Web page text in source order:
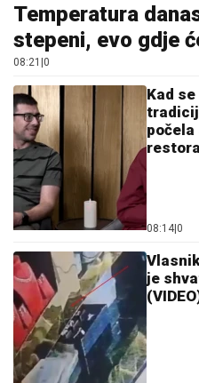
Temperatura
stepeni, evo gdje
08:21 |0
Kad
počela
08:14|0
je